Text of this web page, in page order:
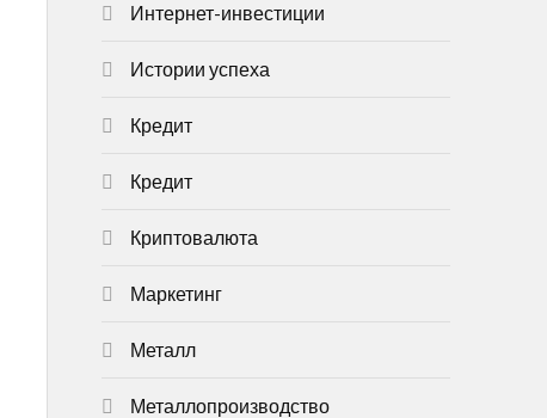
Интернет-инвестиции
Истории успеха
Кредит
Кредит
Криптовалюта
Маркетинг
Металл
Металлопроизводство